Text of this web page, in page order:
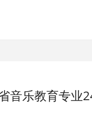
音乐教育专业